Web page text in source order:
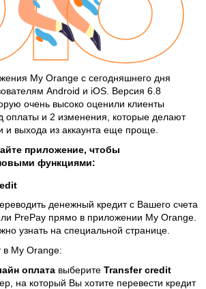
My Orange с сегодняшнего дня
Android и iOS. Версия 6.8
очень высоко оценили клиенты
оплаты и 2 изменения, которые делают
и выхода из аккаунта еще проще.
приложение, чтобы
функциями:
денежный кредит с Вашего счета
PrePay прямо в приложении My Orange.
узнать на специальной странице
в My Orange:
оплата выберите Transfer credit
на который Вы хотите перевести кредит